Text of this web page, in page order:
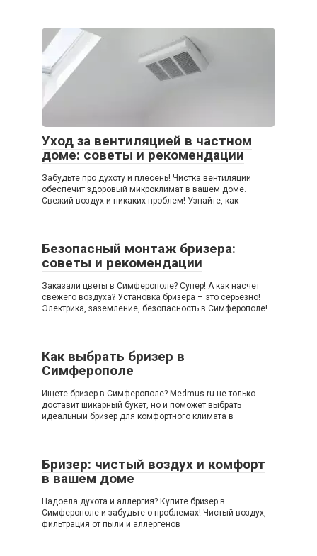
Уход за вентиляцией в частном
доме: советы и рекомендации
Забудьте про духоту и плесень! Чистка вентиляции
обеспечит здоровый микроклимат в вашем доме.
Свежий воздух и никаких проблем! Узнайте, как
Безопасный монтаж бризера:
советы и рекомендации
Заказали цветы в Симферополе? Супер! А как насчет
свежего воздуха? Установка бризера – это серьезно!
Электрика, заземление, безопасность в Симферополе!
Как выбрать бризер в
Симферополе
Ищете бризер в Симферополе? Medmus.ru не только
доставит шикарный букет, но и поможет выбрать
идеальный бризер для комфортного климата в
Бризер: чистый воздух и комфорт
в вашем доме
Надоела духота и аллергия? Купите бризер в
Симферополе и забудьте о проблемах! Чистый воздух,
фильтрация от пыли и аллергенов